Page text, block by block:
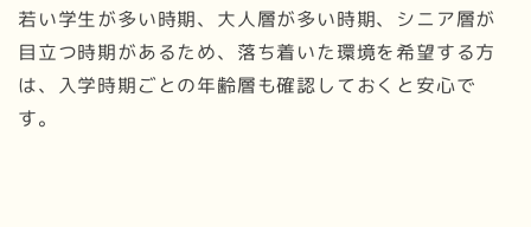
若い学生が多い時期、大人層が多い時期、シニア層が
目立つ時期があるため、落ち着いた環境を希望する方
は、入学時期ごとの年齢層も確認しておくと安心で
す。